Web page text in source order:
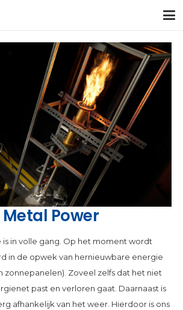
Metal Power
in volle gang. Op het moment wordt
in de opwek van hernieuwbare energie
zonnepanelen). Zoveel zelfs dat het niet
past en verloren gaat. Daarnaast is
afhankelijk van het weer. Hierdoor is ons